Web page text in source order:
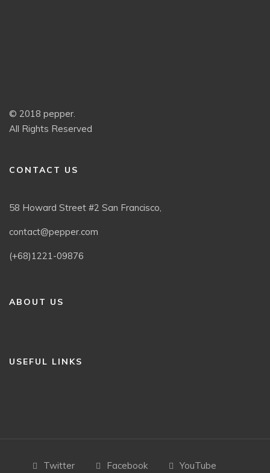
© 2018 pepper.
All Rights Reserved
CONTACT US
58 Howard Street #2 San Francisco,
contact@pepper.com
(+68)1221-09876
ABOUT US
USEFUL LINKS
Twitter Facebook YouTube